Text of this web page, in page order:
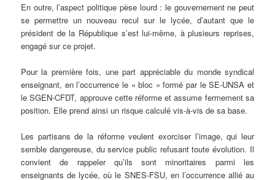
En outre, l’aspect politique pèse lourd : le gouvernement ne peut
se permettre un nouveau recul sur le lycée, d’autant que le
président de la République s’est lui-même, à plusieurs reprises,
engagé sur ce projet.
Pour la première fois, une part appréciable du monde syndical
enseignant, en l’occurrence le « bloc » formé par le SE-UNSA et
le SGEN-CFDT, approuve cette réforme et assume fermement sa
position. Elle prend ainsi un risque calculé vis-à-vis de sa base.
Les partisans de la réforme veulent exorciser l’image, qui leur
semble dangereuse, du service public refusant toute évolution. Il
convient de rappeler qu’ils sont minoritaires parmi les
enseignants de lycée, où le SNES-FSU, en l’occurrence allié au